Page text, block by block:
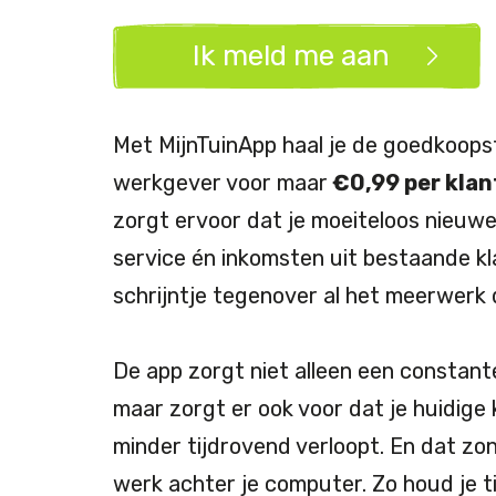
Ik meld me aan
Met MijnTuinApp haal je de
werkgever voor maar €0,99 per
zorgt ervoor dat je moeiteloos
service én inkomsten uit bestaande
schrijntje tegenover al het
De app zorgt niet alleen een
maar zorgt er ook voor dat je
minder tijdrovend verloopt. En dat
werk achter je computer. Zo houd je